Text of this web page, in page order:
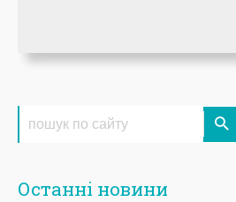
Останні новини